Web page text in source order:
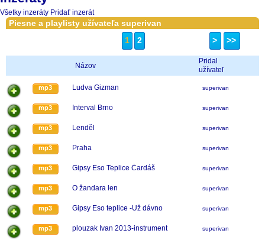
Všetky inzeráty Pridať inzerát
Piesne a playlisty užívateľa superivan
1
2 > >>
Názov
Pridal
užívateľ
mp3 Ludva Gizman superivan
mp3 Interval Brno superivan
mp3 Lenděl superivan
mp3 Praha superivan
mp3 Gipsy Eso Teplice Čardáš superivan
mp3 O žandara len superivan
mp3 Gipsy Eso teplice -Už dávno superivan
mp3 plouzak Ivan 2013-instrument superivan